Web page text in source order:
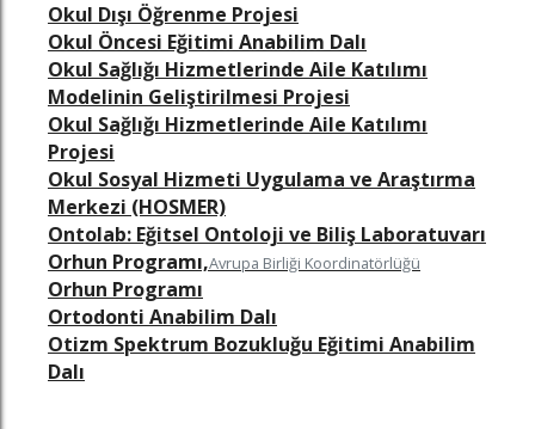
Okul Dışı Öğrenme Projesi
Okul Öncesi Eğitimi Anabilim Dalı
Okul Sağlığı Hizmetlerinde Aile Katılımı
Modelinin Geliştirilmesi Projesi
Okul Sağlığı Hizmetlerinde Aile Katılımı
Projesi
Okul Sosyal Hizmeti Uygulama ve Araştırma
Merkezi (HOSMER)
Ontolab: Eğitsel Ontoloji ve Biliş Laboratuvarı
Orhun Programı,Avrupa Birliği Koordinatörlüğü
Orhun Programı
Ortodonti Anabilim Dalı
Otizm Spektrum Bozukluğu Eğitimi Anabilim
Dalı
ziyaret edin
sayfamızı ziyaret edin